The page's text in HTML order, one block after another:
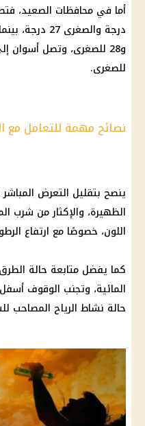
للصغرى.
نصائح مهمة للتعامل مع
ينصح بتقليل التعرض
الظهيرة، والإكثار من شرب
اللون، خصوصًا مع ارتفاع
كما يفضل متابعة حالة
المائية، وتجنب الوقوف أسفل
حالة نشاط الرياح المصاحب